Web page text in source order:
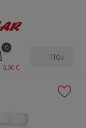
0
0,00 €